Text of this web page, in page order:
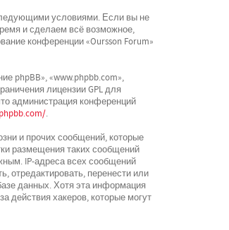
условиями. Если вы не
и сделаем всё возможное,
конференции «Oursson Forum»
phpBB», «www.phpbb.com»,
лицензии GPL для
администрация конференций
.
и прочих сообщений, которые
размещения таких сообщений
IP-адреса всех сообщений
отредактировать, перенести или
данных. Хотя эта информация
действия хакеров, которые могут